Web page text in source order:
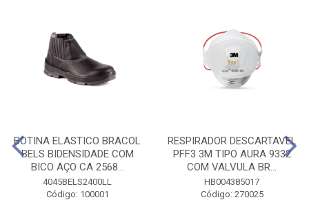
BOTINA ELASTICO BRACOL
BELS BIDENSIDADE COM
BICO AÇO CA 2568...
4045BELS2400LL
Código: 100001
RESPIRADOR DESCARTAVEL
PFF3 3M TIPO AURA 9332
COM VALVULA BR...
HB004385017
Código: 270025